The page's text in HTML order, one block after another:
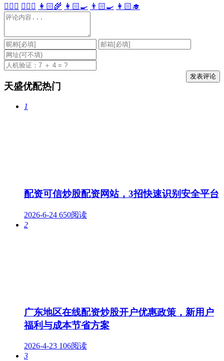
👩🏻‍⚕️ 👨🏻‍⚕️ 👩🏻‍🌾 👩🏻‍🍳 👨🏻‍🍳 👩🏻‍🎓
天盛优配热门
1
配资可信炒股配资网站，3招快速识别安全平台
2026-6-24 650阅读
2
广东地区在线配资炒股开户优惠政策，新用户
福利与成本节省方案
2026-4-23 106阅读
3